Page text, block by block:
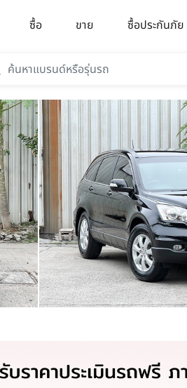
ซื้อ ขาย ซื้อประกันภัย